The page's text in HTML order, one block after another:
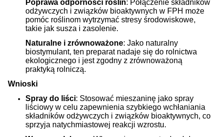
Poprawa odporności roślin: Połączenie składników
odżywczych i związków bioaktywnych w FPH może
pomóc roślinom wytrzymać stresy środowiskowe,
takie jak susza i zasolenie.
Naturalne i zrównoważone: Jako naturalny
biostymulant, ten preparat nadaje się do rolnictwa
ekologicznego i jest zgodny z zrównoważoną
praktyką rolniczą.
Wnioski
Spray do liści: Stosować mieszaninę jako spray
liściowy w celu zapewnienia szybkiego wchłaniania
składników odżywczych i związków bioaktywnych, co
sprzyja natychmiastowej reakcji wzrostu.